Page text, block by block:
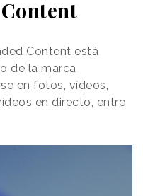
Content está
de la marca
en fotos, vídeos,
en directo, entre